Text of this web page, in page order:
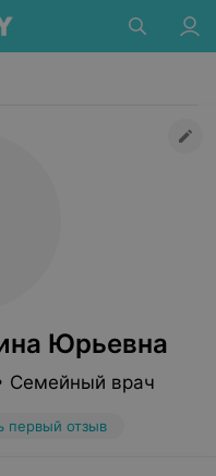
Юрьевна
Семейный врач
первый отзыв